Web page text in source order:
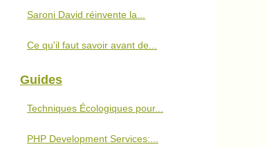
Saroni David réinvente la...
Ce qu'il faut savoir avant de...
Guides
Techniques Écologiques pour...
PHP Development Services:...